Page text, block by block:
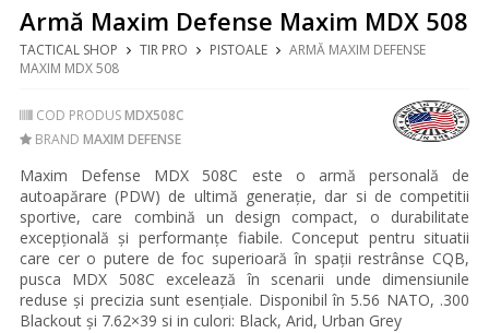
Armă Maxim Defense Maxim MDX 508
TACTICAL SHOP TIR PRO PISTOALE
ARMĂ MAXIM DEFENSE
MAXIM MDX 508
COD PRODUSMDX508C
BRAND MAXIM DEFENSE
Maxim Defense MDX 508C este o armă personală de
autoapărare (PDW) de ultimă generație, dar si de competitii
sportive, care combină un design compact, o durabilitate
excepțională și performanțe fiabile. Conceput pentru situatii
care cer o putere de foc superioară în spații restrânse CQB,
pusca MDX 508C excelează în scenarii unde dimensiunile
reduse și precizia sunt esențiale. Disponibil în 5.56 NATO, .300
Blackout și 7.62×39 si in culori: Black, Arid, Urban Grey